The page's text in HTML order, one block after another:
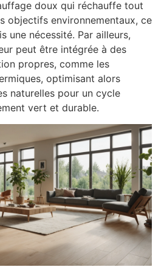
doux qui réchauffe tout
objectifs environnementaux, ce
une nécessité. Par ailleurs,
peut être intégrée à des
propres, comme les
optimisant alors
naturelles pour un cycle
vert et durable.